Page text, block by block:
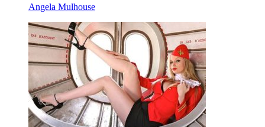
Angela Mulhouse